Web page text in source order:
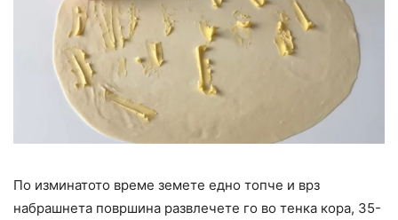
По изминатото време земете едно топче и врз
набрашнета површина развлечете го во тенка кора, 35-